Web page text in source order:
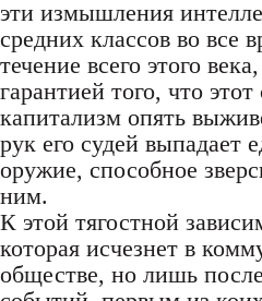
эти измышления
средних классов во все
течение всего этого
гарантией того, что
капитализм опять
рук его судей выпадает
оружие, способное
ним.
К этой тягостной
которая исчезнет в
обществе, но лишь